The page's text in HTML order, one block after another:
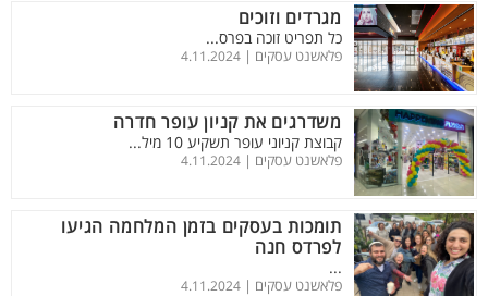
מגרדים וזוכים
כל תפריט זוכה בפרס...
פלאשנט עסקים | 4.11.2024
משדרגים את קניון עופר חדרה
קבוצת קניוני עופר תשקיע 10 מיל...
פלאשנט עסקים | 4.11.2024
תומכות בעסקים בזמן המלחמה הגיעו
לפרדס חנה
...
פלאשנט עסקים | 4.11.2024